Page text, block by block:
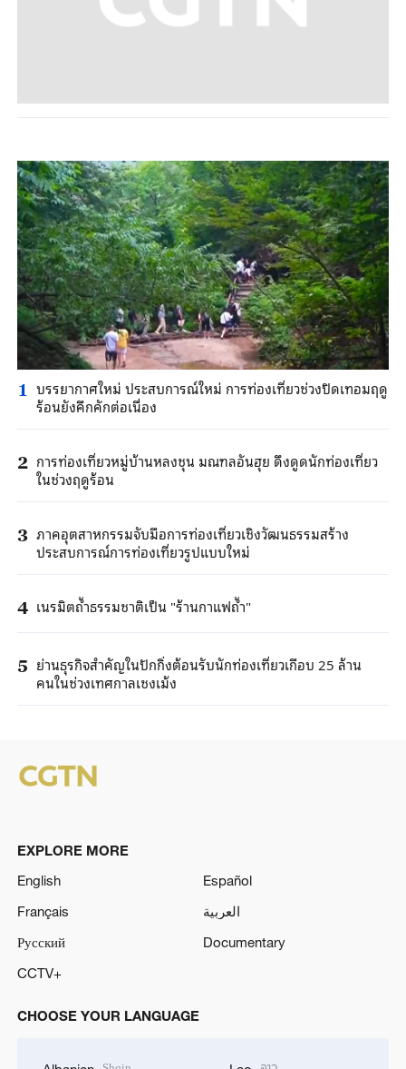
1 บรรยากาศใหม่ ประสบการณ์ใหม่ การท่องเที่ยวช่วงปิดเทอมฤดู
ร้อนยังคึกคักต่อเนื่อง
2 การท่องเที่ยวหมู่บ้านหลงชุน มณฑลอันฮุย ดึงดูดนักท่องเที่ยว
ในช่วงฤดูร้อน
3 ภาคอุตสาหกรรมจับมือการท่องเที่ยวเชิงวัฒนธรรมสร้าง
ประสบการณ์การท่องเที่ยวรูปแบบใหม่
4 เนรมิตถ้ำธรรมชาติเป็น "ร้านกาแฟถ้ำ"
5 ย่านธุรกิจสำคัญในปักกิ่งต้อนรับนักท่องเที่ยวเกือบ 25 ล้าน
คนในช่วงเทศกาลเชงเม้ง
EXPLORE MORE
English
Español
Français
العربية
Русский
Documentary
CCTV+
CHOOSE YOUR LANGUAGE